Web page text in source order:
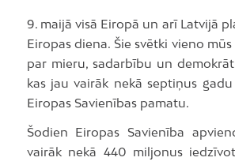
9. maijā visā Eiropā un arī Latvijā
Eiropas diena. Šie svētki vieno
par mieru, sadarbību un
kas jau vairāk nekā septiņus
Eiropas Savienības pamatu.
Šodien Eiropas Savienība
vairāk nekā 440 miljonus